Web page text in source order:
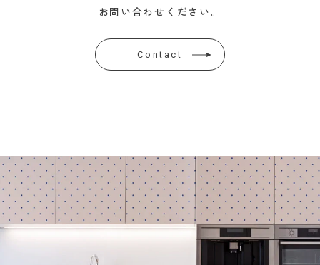
お問い合わせください。
Contact